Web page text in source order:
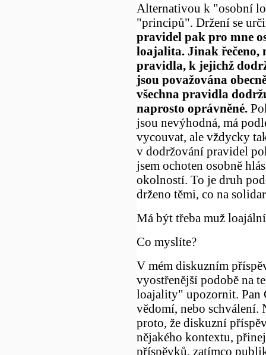
Alternativou k "osobní
"principů". Držení se
pravidel pak pro mne
loajalita. Jinak řečeno,
pravidla, k jejichž
jsou považována
všechna pravidla
naprosto oprávněné.
jsou nevýhodná, má
vycouvat, ale vždycky
v dodržování pravidel
jsem ochoten osobně
okolností. To je druh
drženo těmi, co na
Má být třeba muž
Co myslíte?
V mém diskuzním
vyostřenější podobě na
loajality" upozornit. Pan
vědomí, nebo schválení.
proto, že diskuzní
nějakého kontextu,
příspěvků, zatímco